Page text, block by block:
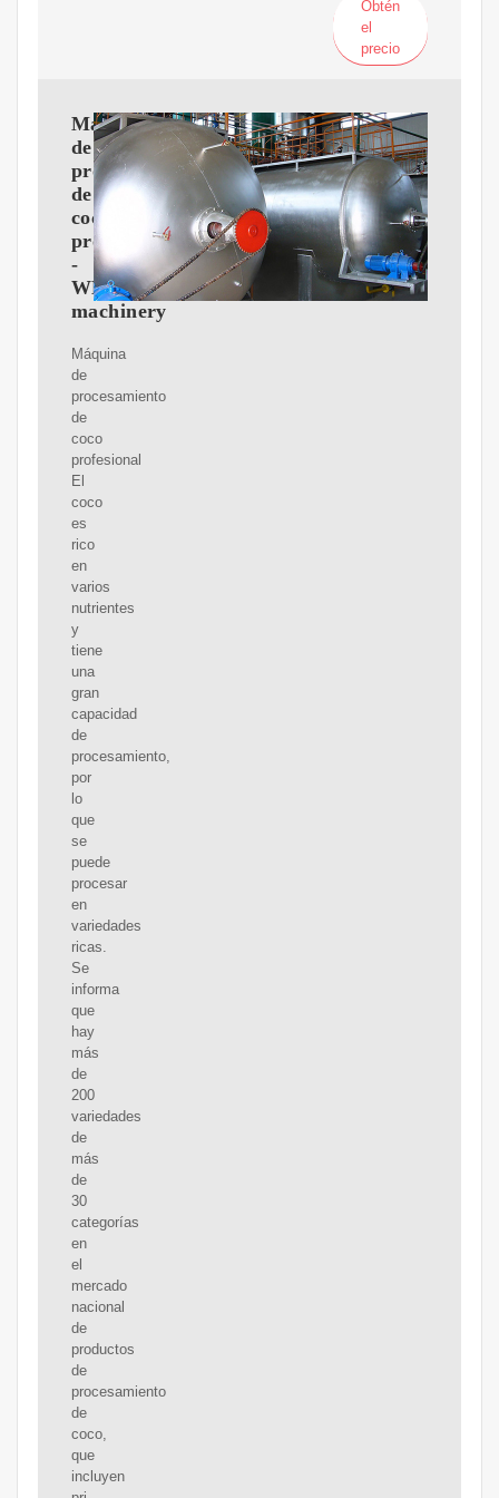
Obtén
el
precio
Máquina
de
procesamiento
de
coco
profesional
-
WM
machinery
Máquina
de
procesamiento
de
coco
profesional
El
coco
es
rico
en
varios
nutrientes
y
tiene
una
gran
capacidad
de
procesamiento,
por
lo
que
se
puede
procesar
en
variedades
ricas.
Se
informa
que
hay
más
de
200
variedades
de
más
de
30
categorías
en
el
mercado
nacional
de
productos
de
procesamiento
de
coco,
que
incluyen